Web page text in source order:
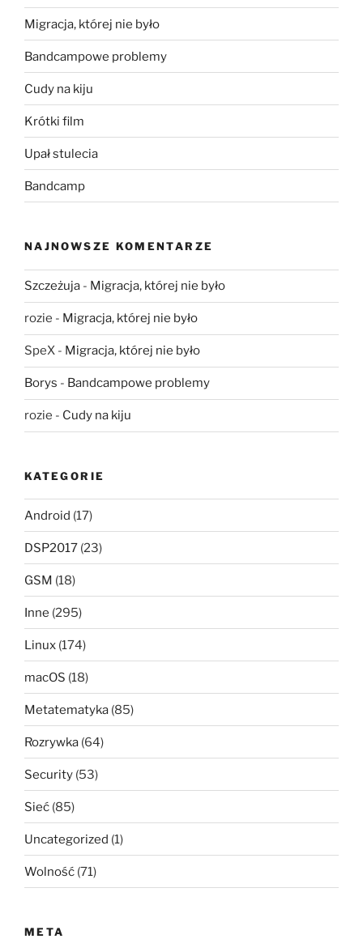
Migracja, której nie było
Bandcampowe problemy
Cudy na kiju
Krótki film
Upał stulecia
Bandcamp
NAJNOWSZE KOMENTARZE
Szczeżuja - Migracja, której nie było
rozie - Migracja, której nie było
SpeX - Migracja, której nie było
Borys - Bandcampowe problemy
rozie - Cudy na kiju
KATEGORIE
Android (17)
DSP2017 (23)
GSM (18)
Inne (295)
Linux (174)
macOS (18)
Metatematyka (85)
Rozrywka (64)
Security (53)
Sieć (85)
Uncategorized (1)
Wolność (71)
META